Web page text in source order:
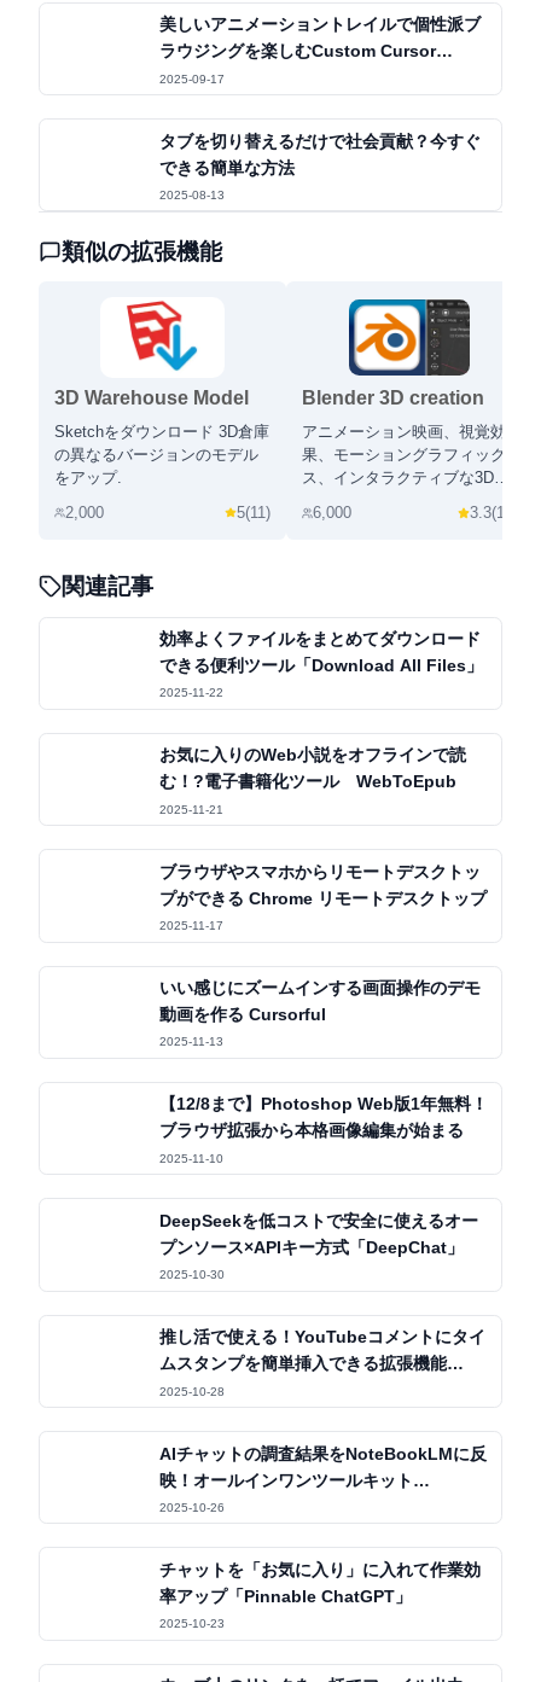
美しいアニメーショントレイルで個性派ブ
ラウジングを楽しむCustom Cursor
Effects
2025-09-17
タブを切り替えるだけで社会貢献？今すぐ
できる簡単な方法
2025-08-13
類似の拡張機能
3D Warehouse Model
Downloader
Sketchをダウンロード 3D倉庫
の異なるバージョンのモデル
をアップ.
2,000
5(11 )
Blender 3D creation
suite
アニメーション映画、視覚効
果、モーショングラフィック
ス、インタラクティブな3Dア
リアリティ&ビデオゲームを作
6,000 3.3(12
関連記事
効率よくファイルをまとめてダウンロード
できる便利ツール「Download All Files」
2025-11-22
お気に入りのWeb小説をオフラインで読
む！?電子書籍化ツール WebToEpub
2025-11-21
ブラウザやスマホからリモートデスクトッ
プができる Chrome リモートデスクトップ
2025-11-17
いい感じにズームインする画面操作のデモ
動画を作る Cursorful
2025-11-13
【12/8まで】Photoshop Web版1年無料！
ブラウザ拡張から本格画像編集が始まる
2025-11-10
DeepSeekを低コストで安全に使えるオー
プンソース×APIキー方式「DeepChat」
2025-10-30
推し活で使える！YouTubeコメントにタイ
ムスタンプを簡単挿入できる拡張機能
「OSHIStamp」
2025-10-28
AIチャットの調査結果をNoteBookLMに反
映！オールインワンツールキット
「Kortex」
2025-10-26
チャットを「お気に入り」に入れて作業効
率アップ「Pinnable ChatGPT」
2025-10-23